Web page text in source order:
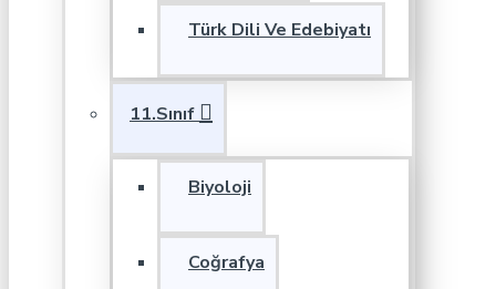
Türk Dili Ve Edebiyatı
11.Sınıf
Biyoloji
Coğrafya